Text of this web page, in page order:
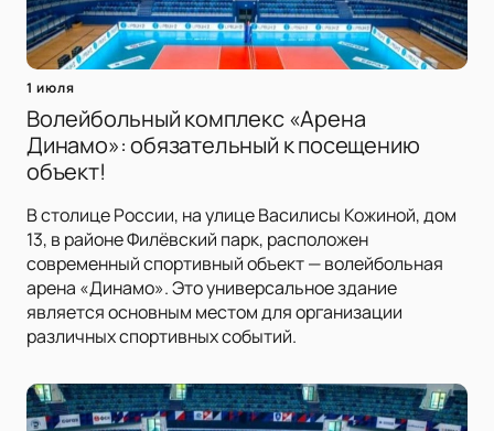
1 июля
Волейбольный комплекс «Арена
Динамо»: обязательный к посещению
объект!
В столице России, на улице Василисы Кожиной, дом
13, в районе Филёвский парк, расположен
современный спортивный объект — волейбольная
арена «Динамо». Это универсальное здание
является основным местом для организации
различных спортивных событий.